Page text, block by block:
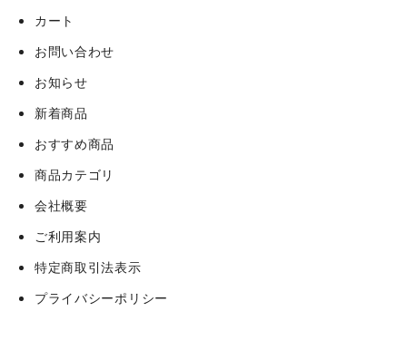
カート
お問い合わせ
お知らせ
新着商品
おすすめ商品
商品カテゴリ
会社概要
ご利用案内
特定商取引法表示
プライバシーポリシー